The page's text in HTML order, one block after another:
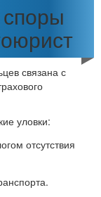
связана с
уловки:
отсутствия